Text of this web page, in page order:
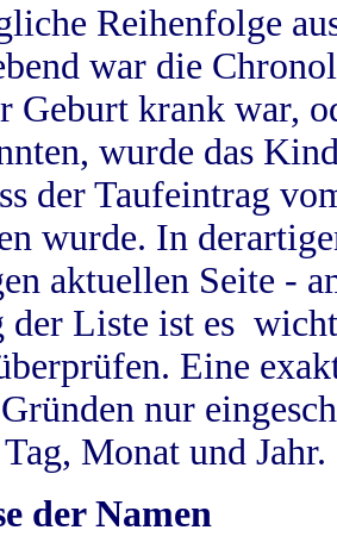
Reihenfolge
war die
Geburt krank war,
wurde das
der Taufeintrag
wurde. In
aktuellen Seite -
der Liste ist es
Eine
nur
Monat und Jahr.
der Namen